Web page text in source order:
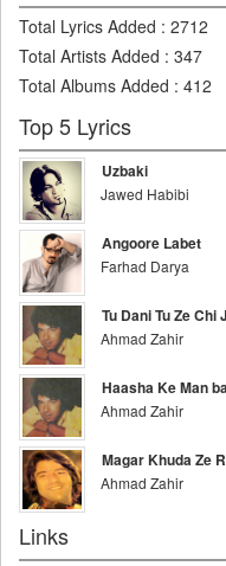
Total Lyrics Added : 2712
Total Artists Added : 347
Total Albums Added : 412
Top 5 Lyrics
Uzbaki
Jawed Habibi
Angoore Labet
Farhad Darya
Tu Dani Tu Ze Chi
Ahmad Zahir
Haasha Ke Man
Ahmad Zahir
Magar Khuda Ze
Ahmad Zahir
Links